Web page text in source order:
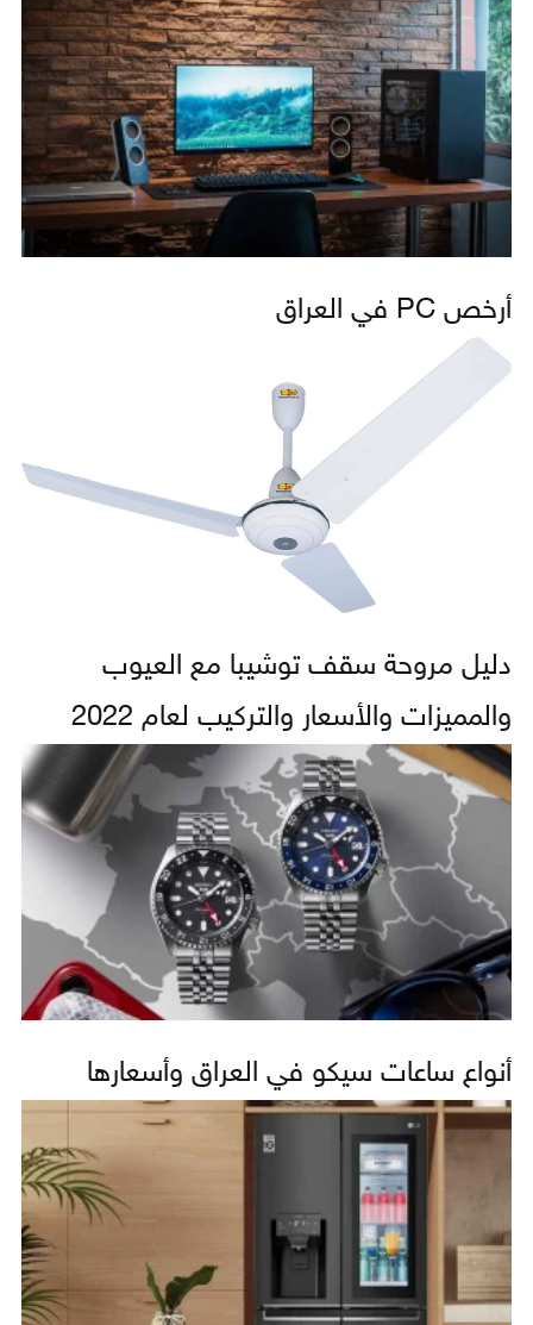
أرخص PC في العراق
دليل مروحة سقف توشيبا مع العيوب
والمميزات والأسعار والتركيب لعام 2022
أنواع ساعات سيكو في العراق وأسعارها